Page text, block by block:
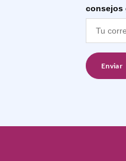
consejos